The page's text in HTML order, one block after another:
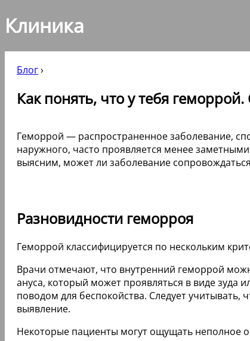
Клиника
Блог›
Как понять, что у тебя
Геморрой — распространенное заболевание,
наружного, часто проявляется менее
выясним, может ли заболевание
Разновидности геморроя
Геморрой классифицируется по нескольким
Врачи отмечают, что внутренний геморрой
ануса, который может проявляться в виде зуда
поводом для беспокойства. Следует
выявление.
Некоторые пациенты могут ощущать неполное